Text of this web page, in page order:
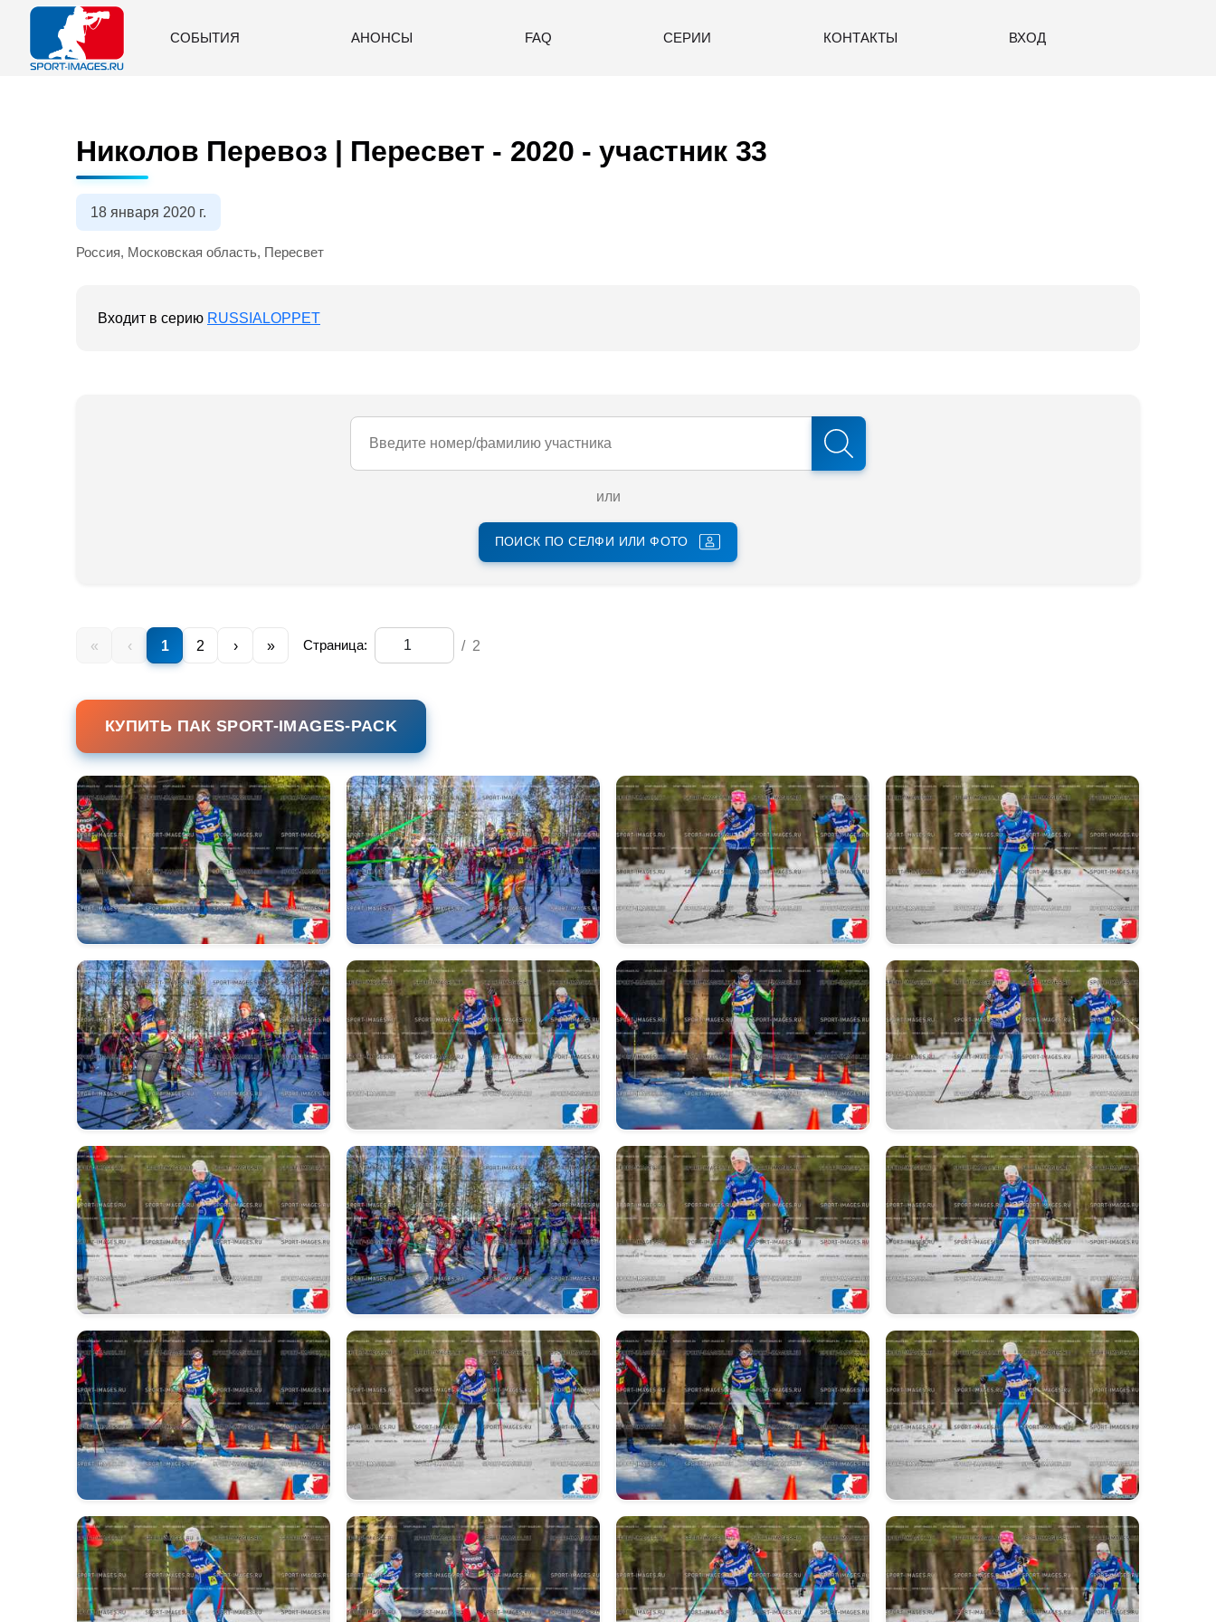
СОБЫТИЯ АНОНСЫ FAQ СЕРИИ КОНТАКТЫ ВХОД
Николов Перевоз | Пересвет - 2020 - участник 33
18 января 2020 г.
Россия, Московская область, Пересвет
Входит в серию RUSSIALOPPET
или
ПОИСК ПО СЕЛФИ ИЛИ ФОТО
« ‹ 1 2 › » Страница: / 2
КУПИТЬ ПАК SPORT-IMAGES-PACK